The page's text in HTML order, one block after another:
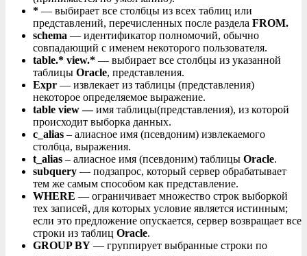
* — выбирает все столбцы из всех таблиц или
представлений, перечисленных после раздела FROM.
schema — идентификатор полномочий, обычно
совпадающий с именем некоторого пользователя.
table.* view.* — выбирает все столбцы из указанной
таблицы Oracle, представления.
Expr — извлекает из таблицы (представления)
некоторое определяемое выражение.
table view —имя таблицы(представления), из которой
происходит выборка данных.
c_alias – алиасное имя (псевдоним) извлекаемого
столбца, выражения.
t_alias – алиасное имя (псевдоним) таблицы Oracle.
subquery — подзапрос, который сервер обрабатывает
тем же самым способом как представление.
WHERE — ограничивает множество строк выборкой
тех записей, для которых условие является истинным;
если это предложение опускается, сервер возвращает все
строки из таблиц Oracle.
GROUP BY — группирует выбранные строки по